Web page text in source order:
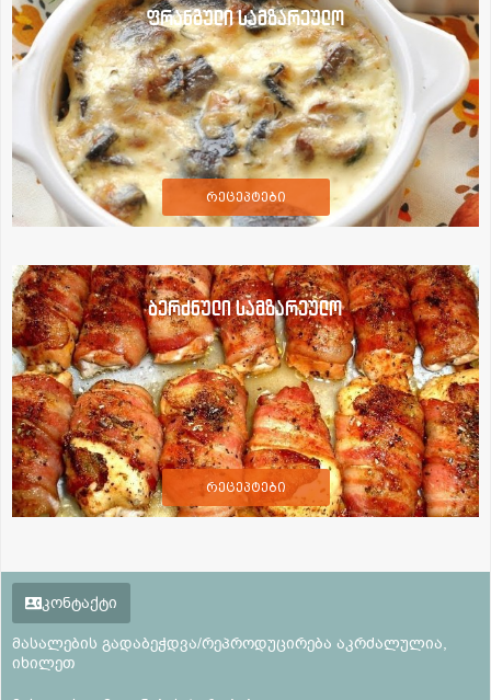
ფრანგული სამზარეულო
რეცეპტები
ბერძნული სამზარეულო
რეცეპტები
კონტაქტი
მასალების გადაბეჭდვა/რეპროდუცირება აკრძალულია,
იხილეთ